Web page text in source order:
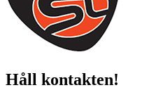
Håll kontakten!